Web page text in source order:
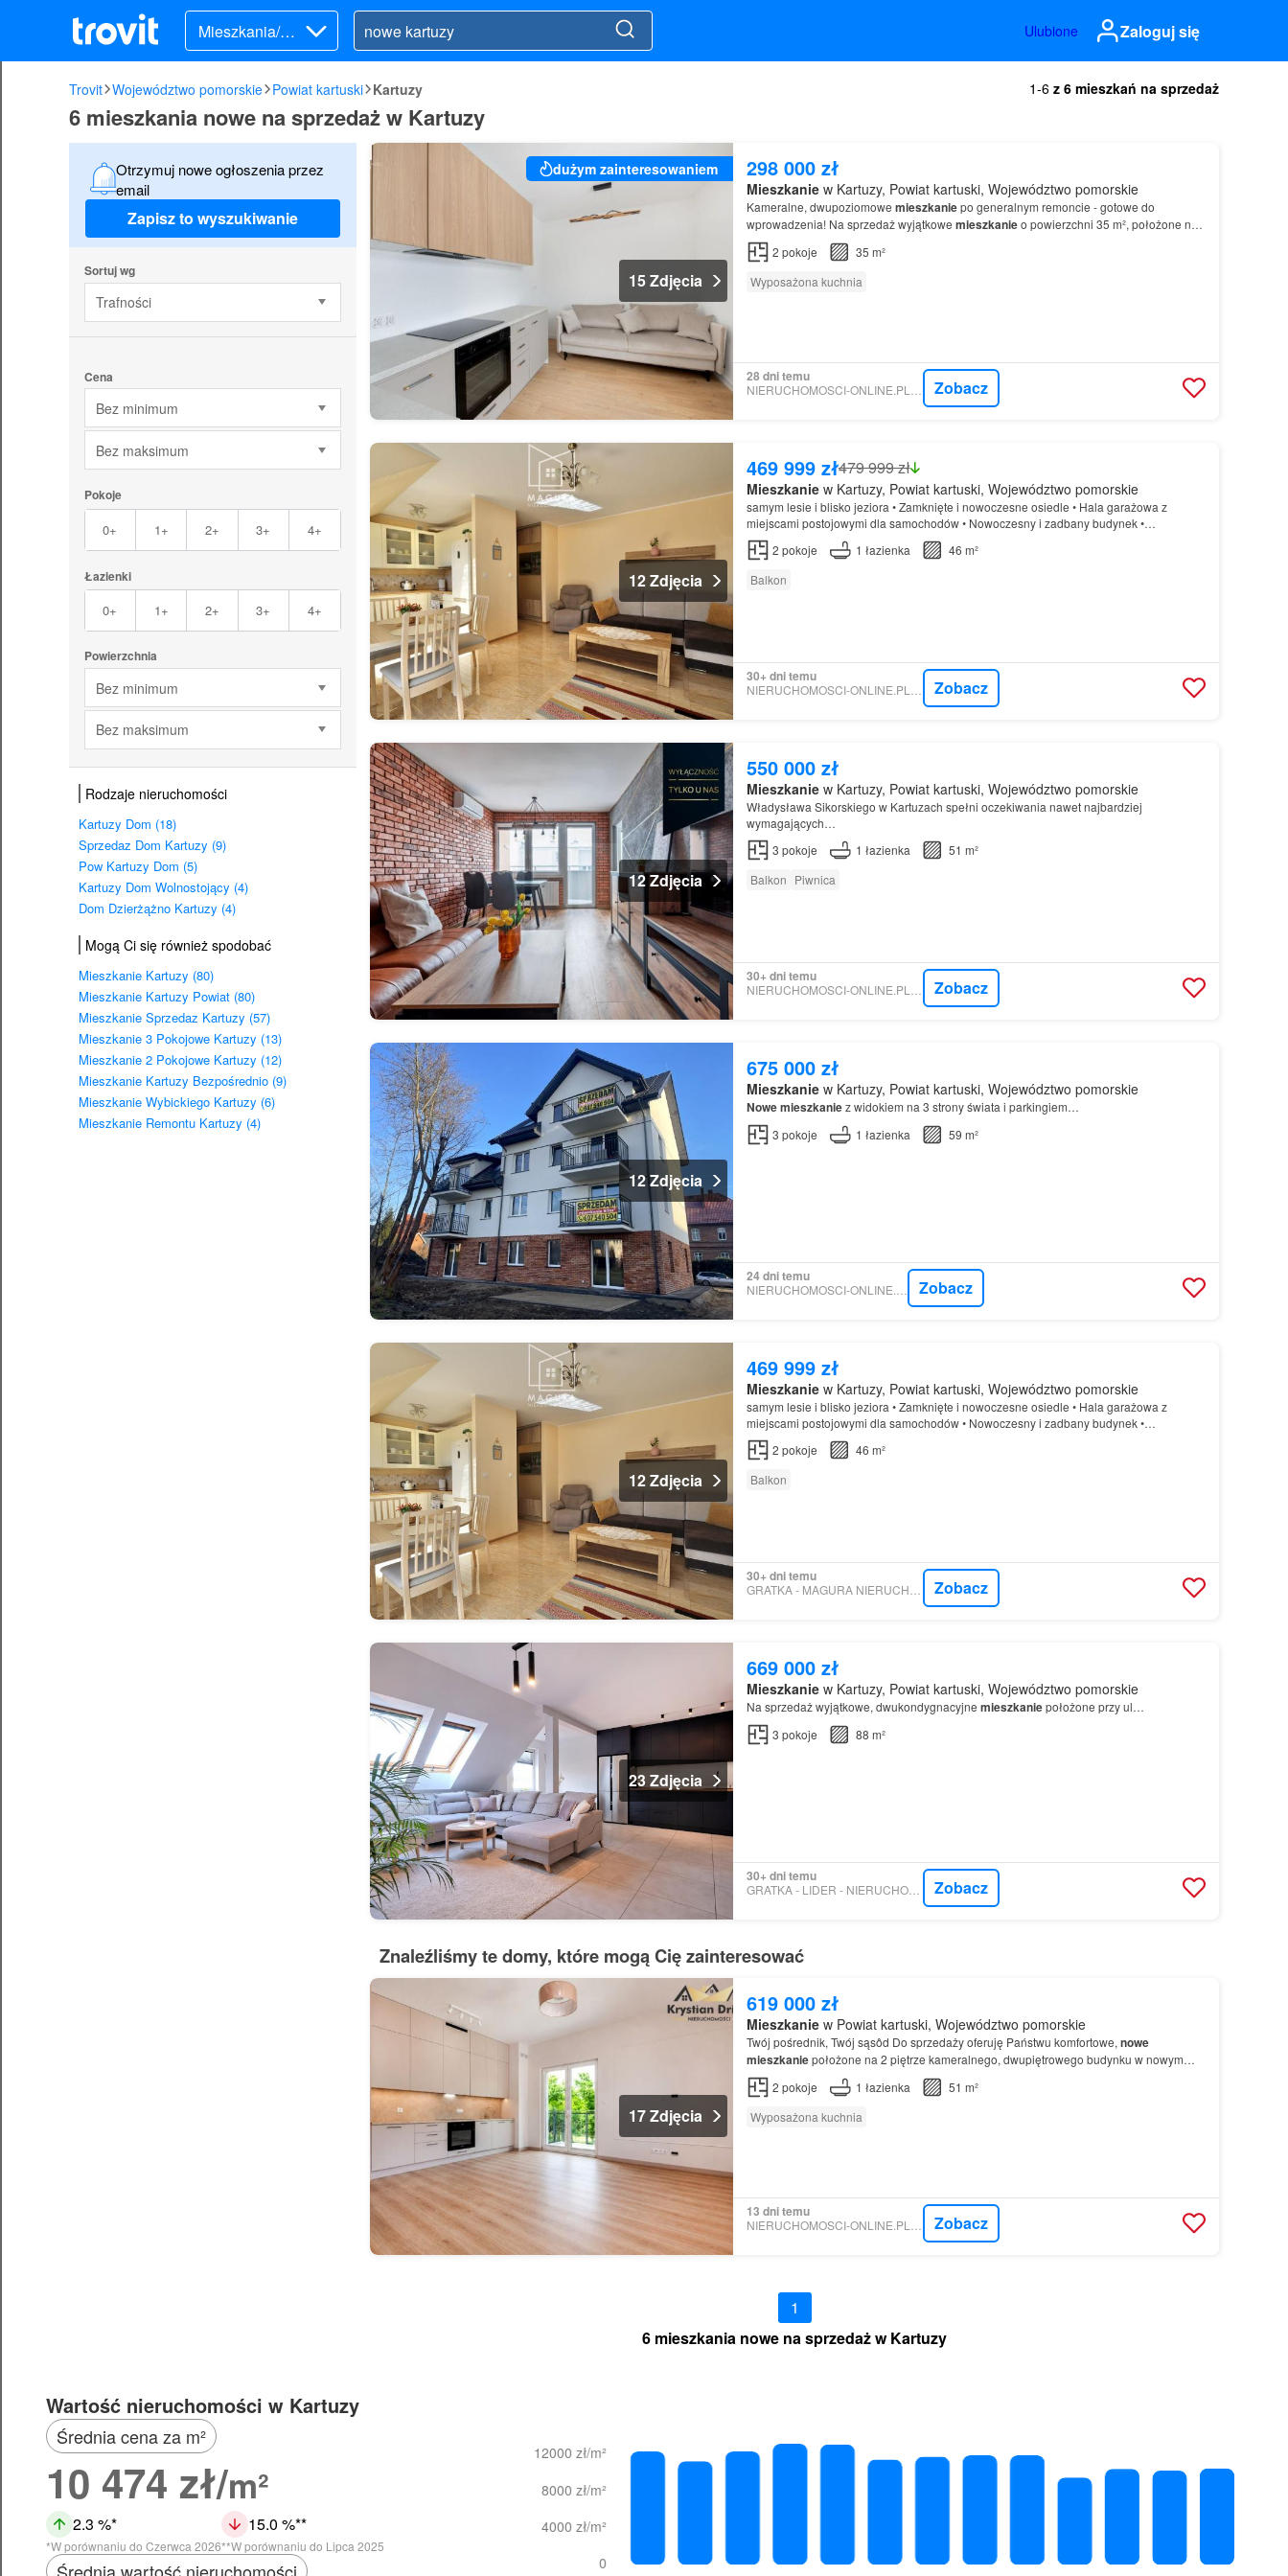
Mieszkania/Do
my (sprzedaż)
Ulubione Zaloguj się
Trovit Województwo pomorskie Powiat kartuski Kartuzy 1-6 z 6 mieszkań na sprzedaż
6 mieszkania nowe na sprzedaż w Kartuzy
Otrzymuj nowe ogłoszenia przez
email
Zapisz to wyszukiwanie
Sortuj wg
Trafności
Cena
Bez minimum
Bez maksimum
Pokoje
0+ 1+ 2+ 3+ 4+
Łazienki
0+ 1+ 2+ 3+ 4+
Powierzchnia
Bez minimum
Bez maksimum
Rodzaje nieruchomości
Kartuzy Dom (18)
Sprzedaz Dom Kartuzy (9)
Pow Kartuzy Dom (5)
Kartuzy Dom Wolnostojący (4)
Dom Dzierżążno Kartuzy (4)
Mogą Ci się również spodobać
Mieszkanie Kartuzy (80)
Mieszkanie Kartuzy Powiat (80)
Mieszkanie Sprzedaz Kartuzy (57)
Mieszkanie 3 Pokojowe Kartuzy (13)
Mieszkanie 2 Pokojowe Kartuzy (12)
Mieszkanie Kartuzy Bezpośrednio (9)
Mieszkanie Wybickiego Kartuzy (6)
Mieszkanie Remontu Kartuzy (4)
dużym zainteresowaniem
15 Zdjęcia
298 000 zł
Mieszkaniew Kartuzy, Powiat kartuski, Województwo pomorskie
Kameralne, dwupoziomowe mieszkaniepo generalnym remoncie - gotowe do
wprowadzenia! Na sprzedaż wyjątkowe mieszkanieo powierzchni 35 m², położone na
parterze kameralnego, dwupiętrowego budynku.…
2 pokoje
35 m²
Wyposażona kuchnia
28 dni temu
NIERUCHOMOSCI-ONLINE.PL - NIERUCHOMOŚCI LABUDA Zobacz
12 Zdjęcia
469 999 zł479 999 zł
Mieszkaniew Kartuzy, Powiat kartuski, Województwo pomorskie
samym lesie i blisko jeziora • Zamknięte i nowoczesne osiedle • Hala garażowa z
miejscami postojowymi dla samochodów • Nowoczesny i zadbany budynek •
Mieszkanie LOKALIZACJA Mieszkanie
2 pokoje 1 łazienka
46 m²
Balkon
30+ dni temu
NIERUCHOMOSCI-ONLINE.PL - MAGURA NIERUCHOMOŚCI Zobacz
12 Zdjęcia
550 000 zł
Mieszkaniew Kartuzy, Powiat kartuski, Województwo pomorskie
Władysława Sikorskiego w Kartuzach spełni oczekiwania nawet najbardziej
wymagających…
3 pokoje 1 łazienka
51 m²
Balkon Piwnica
30+ dni temu
NIERUCHOMOSCI-ONLINE.PL - ESTATIC NIERUCHOMOŚCI Zobacz
12 Zdjęcia
675 000 zł
Mieszkaniew Kartuzy, Powiat kartuski, Województwo pomorskie
Nowemieszkaniez widokiem na 3 strony świata i parkingiem…
3 pokoje 1 łazienka 59 m²
24 dni temu
NIERUCHOMOSCI-ONLINE.PL - EURO SPEED Zobacz
12 Zdjęcia
469 999 zł
Mieszkaniew Kartuzy, Powiat kartuski, Województwo pomorskie
samym lesie i blisko jeziora • Zamknięte i nowoczesne osiedle • Hala garażowa z
miejscami postojowymi dla samochodów • Nowoczesny i zadbany budynek •
Mieszkanie LOKALIZACJA
2 pokoje
46 m²
Balkon
30+ dni temu
GRATKA - MAGURA NIERUCHOMOŚCI MIROSŁAW USZKIEWICZ Zobacz
23 Zdjęcia
669 000 zł
Mieszkaniew Kartuzy, Powiat kartuski, Województwo pomorskie
Na sprzedaż wyjątkowe, dwukondygnacyjne mieszkaniepołożone przy ul…
3 pokoje 88 m²
30+ dni temu
GRATKA - LIDER - NIERUCHOMOŚCI NA KASZUBACH PRZEMYSŁAW PTACH Zobacz
Znaleźliśmy te domy, które mogą Cię zainteresować
17 Zdjęcia
619 000 zł
Mieszkaniew Powiat kartuski, Województwo pomorskie
Twój pośrednik, Twój sąsôd Do sprzedaży oferuję Państwu komfortowe, nowe
mieszkaniepołożone na 2 piętrze kameralnego, dwupiętrowego budynku w nowym
budownictwie Charakterystyka mieszkania… Prezentowane
2 pokoje 1 łazienka
51 m²
Wyposażona kuchnia
13 dni temu
Zobacz
1
6 mieszkania nowe na sprzedaż w Kartuzy
Wartość nieruchomości w Kartuzy
Średnia cena za m²
10 474 zł/m²
2.3 %
W porównaniu do Czerwca 2026
15.0 %
W porównaniu do Lipca 2025